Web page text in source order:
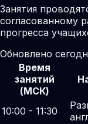
Занятия
согласованному
прогресса
Обновлено
Время
занятий
(МСК)
10:00 - 11:30